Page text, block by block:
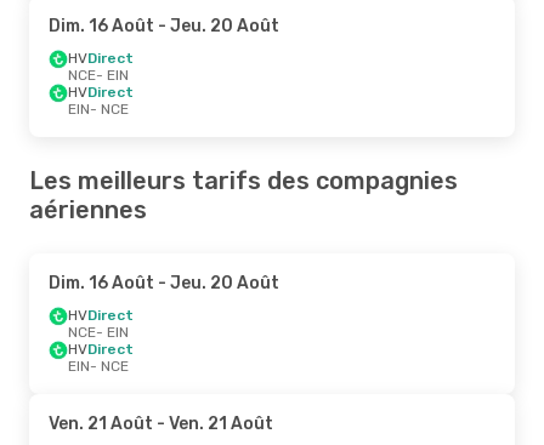
Dim. 16 Août - Jeu. 20 Août
HVDirect
NCE- EIN
HVDirect
EIN- NCE
Les meilleurs tarifs des compagnies
aériennes
Dim. 16 Août - Jeu. 20 Août
HVDirect
NCE- EIN
HVDirect
EIN- NCE
Ven. 21 Août - Ven. 21 Août